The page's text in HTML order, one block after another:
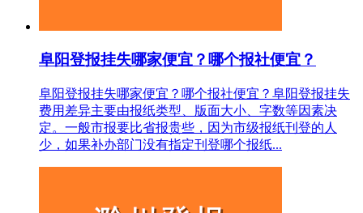
阜阳登报挂失哪家便宜？哪个报社便宜？
阜阳登报挂失哪家便宜？哪个报社便宜？阜阳登报挂失
费用差异主要由报纸类型、版面大小、字数等因素决
定。一般市报要比省报贵些，因为市级报纸刊登的人
少，如果补办部门没有指定刊登哪个报纸...